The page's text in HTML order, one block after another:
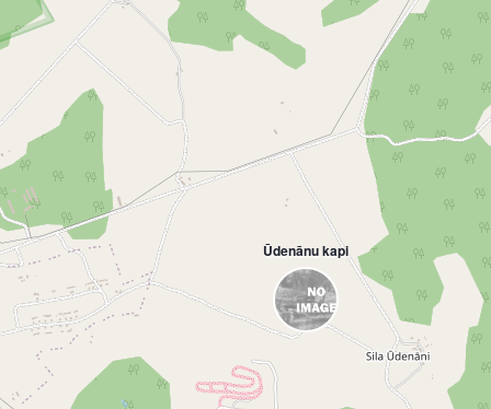
Ūdenānu kapi